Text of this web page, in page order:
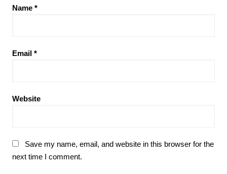
Name *
Email *
Website
Save my name, email, and website in this browser for the
next time I comment.